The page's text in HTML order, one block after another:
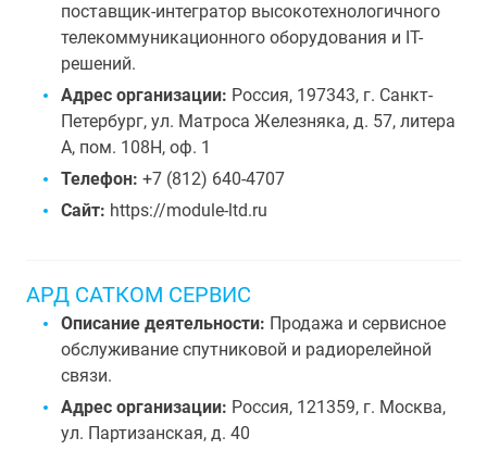
поставщик-интегратор высокотехнологичного
телекоммуникационного оборудования и IT-
решений.
Адрес организации: Россия, 197343, г. Санкт-
Петербург, ул. Матроса Железняка, д. 57, литера
А, пом. 108Н, оф. 1
Телефон: +7 (812) 640-4707
Сайт: https://module-ltd.ru
АРД САТКОМ СЕРВИС
Описание деятельности: Продажа и сервисное
обслуживание спутниковой и радиорелейной
связи.
Адрес организации: Россия, 121359, г. Москва,
ул. Партизанская, д. 40